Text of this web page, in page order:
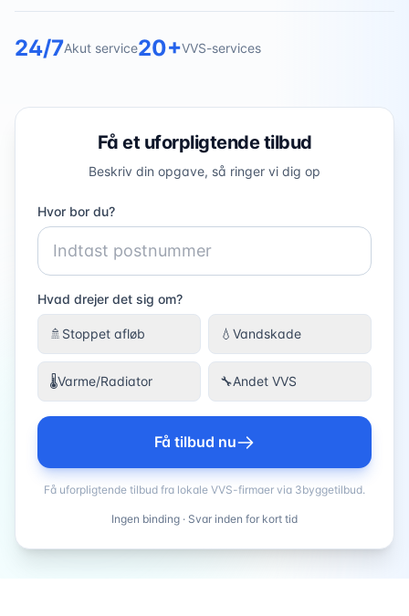
24/7Akut service20+VVS-services
Få et uforpligtende tilbud
Beskriv din opgave, så ringer vi dig op
Hvor bor du?
Hvad drejer det sig om?
🚿 Stoppet afløb 💧 Vandskade
🌡️Varme/Radiator 🔧Andet VVS
Få tilbud nu
Få uforpligtende tilbud fra lokale VVS-firmaer via 3byggetilbud.
Ingen binding · Svar inden for kort tid